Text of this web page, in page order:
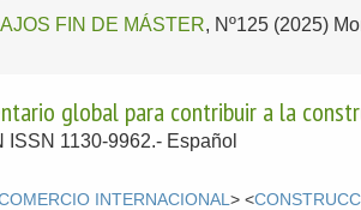
FIN DE MÁSTER, Nº125 (2025)
global para contribuir a la
ISSN 1130-9962.- Español
INTERNACIONAL> <